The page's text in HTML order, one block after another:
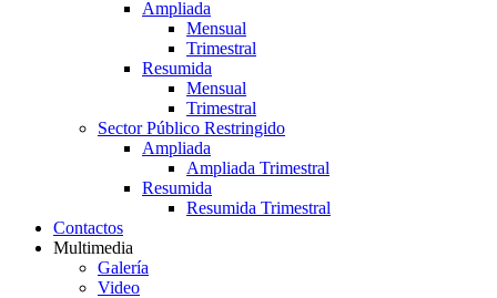
Ampliada
Mensual
Trimestral
Resumida
Mensual
Trimestral
Sector Público Restringido
Ampliada
Ampliada Trimestral
Resumida
Resumida Trimestral
Contactos
Multimedia
Galería
Video